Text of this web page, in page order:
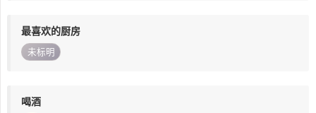
最喜欢的厨房
未标明
喝酒